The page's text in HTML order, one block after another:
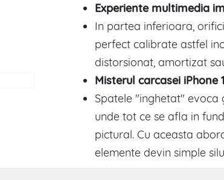
Experiente multimedia
In partea inferioara,
perfect calibrate astfel
distorsionat, amortizat
Misterul carcasei iPhone
Spatele "inghetat" evoca
unde tot ce se afla in
pictural. Cu aceasta
elemente devin simple